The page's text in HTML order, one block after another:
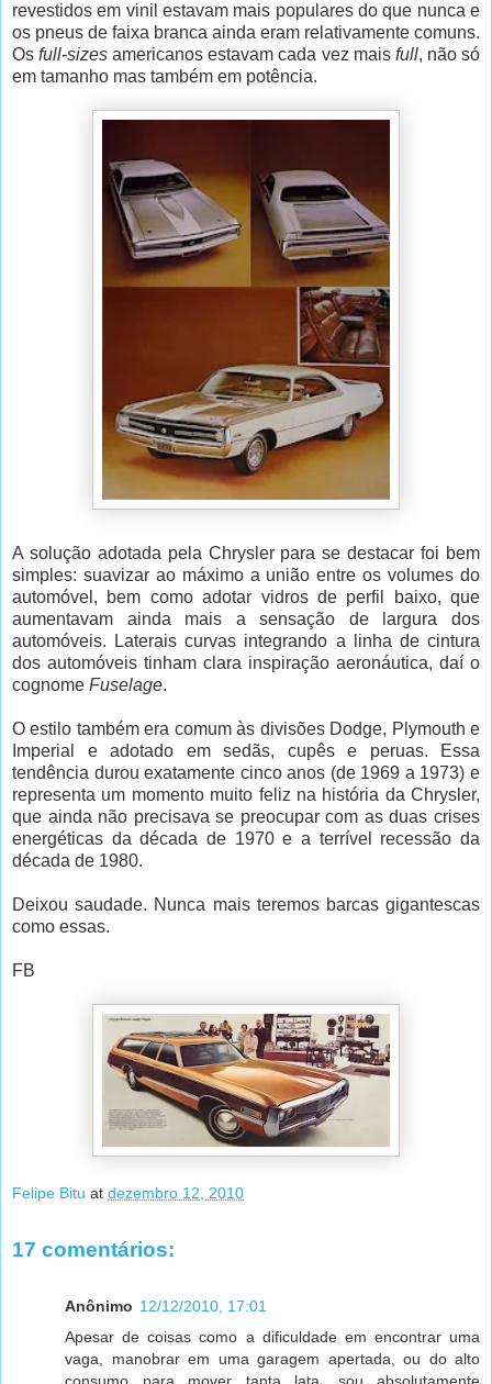
revestidos em vinil estavam mais populares do que nunca e
os pneus de faixa branca ainda eram relativamente comuns.
Osfull-sizes americanos estavam cada vez mais full, não só
em tamanho mas também em potência.
A solução adotada pela Chrysler para se destacar foi bem
simples: suavizar ao máximo a união entre os volumes do
automóvel, bem como adotar vidros de perfil baixo, que
aumentavam ainda mais a sensação de largura dos
automóveis. Laterais curvas integrando a linha de cintura
dos automóveis tinham clara inspiração aeronáutica, daí o
cognome Fuselage.
O estilo também era comum às divisões Dodge, Plymouth e
Imperial e adotado em sedãs, cupês e peruas. Essa
tendência durou exatamente cinco anos (de 1969 a 1973) e
representa um momento muito feliz na história da Chrysler,
que ainda não precisava se preocupar com as duas crises
energéticas da década de 1970 e a terrível recessão da
década de 1980.
Deixou saudade. Nunca mais teremos barcas gigantescas
como essas.
FB
Felipe Bitu at dezembro 12, 2010
17 comentários:
Anônimo 12/12/2010, 17:01
Apesar de coisas como a dificuldade em encontrar uma
vaga, manobrar em uma garagem apertada, ou do alto